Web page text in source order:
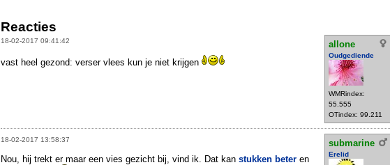
Reacties
18-02-2017 09:41:42 allone
Oudgediende
WMRindex:
55.555
OTindex: 99.211
vast heel gezond: verser vlees kun je niet krijgen
18-02-2017 13:58:37 submarine
Erelid
Nou, hij trekt er maar een vies gezicht bij, vind ik. Dat kan stukken beter en